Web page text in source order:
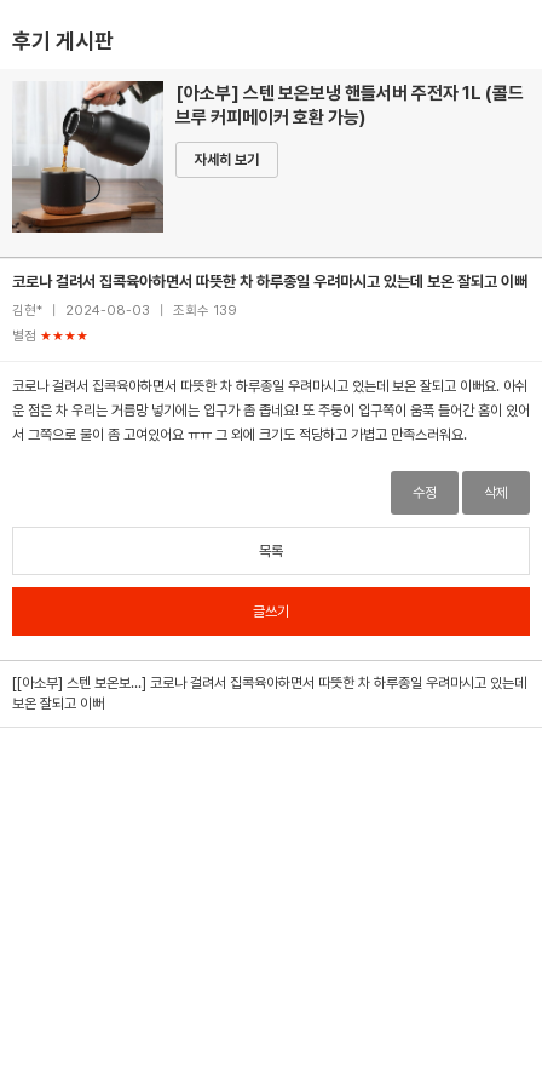
후기 게시판
[아소부] 스텐 보온보냉 핸들서버 주전자 1L (콜드
브루 커피메이커 호환 가능)
자세히 보기
코로나 걸려서 집콕육아하면서 따뜻한 차 하루종일 우려마시고 있는데 보온 잘되고 이뻐
김현* 2024-08-03
조회수 139
별점 ★★★★
코로나 걸려서 집콕육아하면서 따뜻한 차 하루종일 우려마시고 있는데 보온 잘되고 이뻐요. 아쉬
운 점은 차 우리는 거름망 넣기에는 입구가 좀 좁네요! 또 주둥이 입구쪽이 움푹 들어간 홈이 있어
서 그쪽으로 물이 좀 고여있어요 ㅠㅠ 그 외에 크기도 적당하고 가볍고 만족스러워요.
수정 삭제
목록
글쓰기
[[아소부] 스텐 보온보...] 코로나 걸려서 집콕육아하면서 따뜻한 차 하루종일 우려마시고 있는데
보온 잘되고 이뻐